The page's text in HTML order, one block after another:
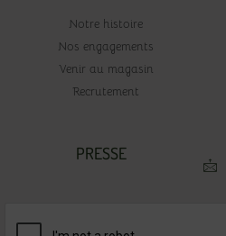
Notre histoire
Nos engagements
Venir au magasin
Recrutement
PRESSE